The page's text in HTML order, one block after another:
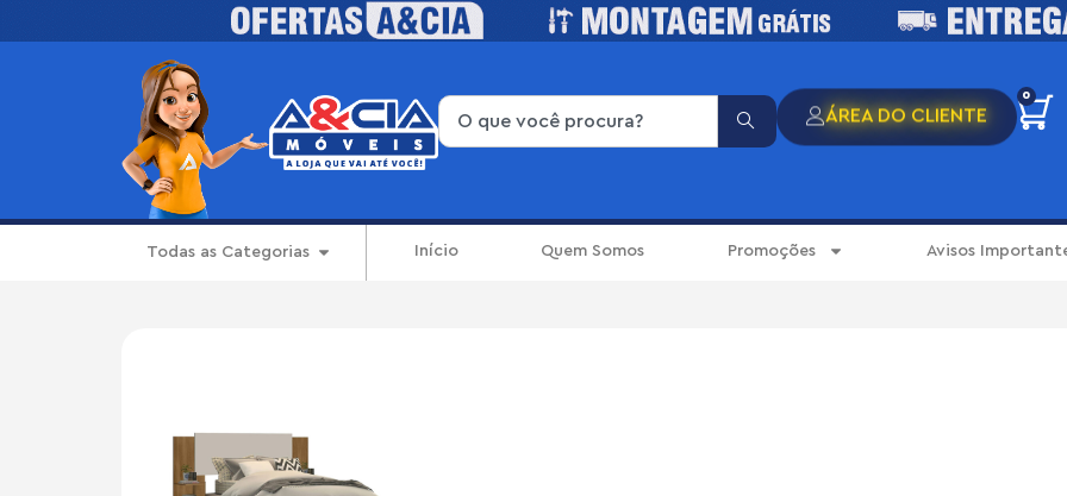
ÁREA DO CLIENTE
0
Todas as Categorias Início Quem Somos Promoções Avisos